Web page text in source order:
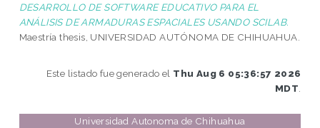
DESARROLLO DE SOFTWARE EDUCATIVO PARA EL
ANÁLISIS DE ARMADURAS ESPACIALES USANDO SCILAB.
Maestría thesis, UNIVERSIDAD AUTÓNOMA DE CHIHUAHUA.
Este listado fue generado el Thu Aug 6 05:36:57 2026
MDT
Universidad Autonoma de Chihuahua